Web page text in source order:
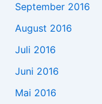
September 2016
August 2016
Juli 2016
Juni 2016
Mai 2016